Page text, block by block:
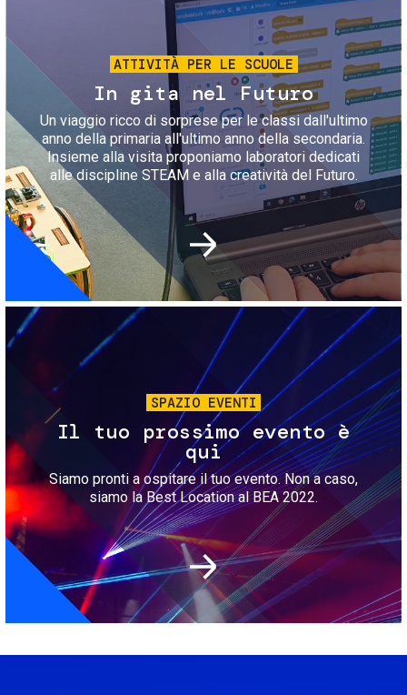
ATTIVITÀ PER LE SCUOLE
In gita nel Futuro
Un viaggio ricco di sorprese per le classi dall'ultimo
anno della primaria all'ultimo anno della secondaria.
Insieme alla visita proponiamo laboratori dedicati
alle discipline STEAM e alla creatività del Futuro.
Immagine
SPAZIO EVENTI
Il tuo prossimo evento è
qui
Siamo pronti a ospitare il tuo evento. Non a caso,
siamo la Best Location al BEA 2022.